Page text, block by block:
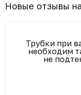
Новые отзывы
Трубки при
необходим
не